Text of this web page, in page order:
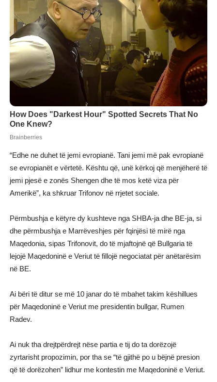
“Edhe ne duhet të jemi evropianë. Tani jemi më pak evropianë
se evropianët e vërtetë. Kështu që, unë kërkoj që menjëherë të
jemi pjesë e zonës Shengen dhe të mos ketë viza për
Amerikë”, ka shkruar Trifonov në rrjetet sociale.
Përmbushja e këtyre dy kushteve nga SHBA-ja dhe BE-ja, si
dhe përmbushja e Marrëveshjes për fqinjësi të mirë nga
Maqedonia, sipas Trifonovit, do të mjaftojnë që Bullgaria të
lejojë Maqedoninë e Veriut të fillojë negociatat për anëtarësim
në BE.
Ai bëri të ditur se më 10 janar do të mbahet takim këshillues
për Maqedoninë e Veriut me presidentin bullgar, Rumen
Radev.
Ai nuk tha drejtpërdrejt nëse partia e tij do ta dorëzojë
zyrtarisht propozimin, por tha se “të gjithë po u bëjnë presion
që të dorëzohen” lidhur me kontestin me Maqedoninë e Veriut.